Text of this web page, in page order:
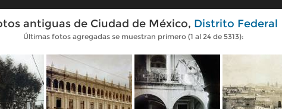
antiguas de Ciudad de México, Distrito Federal
Últimas fotos agregadas se muestran primero (1 al 24 de 5313):